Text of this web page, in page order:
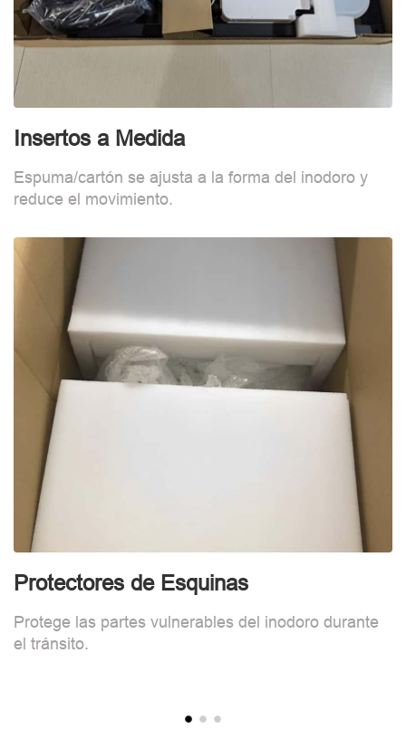
Insertos a Medida
Espuma/cartón se ajusta a la forma del inodoro y
reduce el movimiento.
Protectores de Esquinas
Protege las partes vulnerables del inodoro durante
el tránsito.